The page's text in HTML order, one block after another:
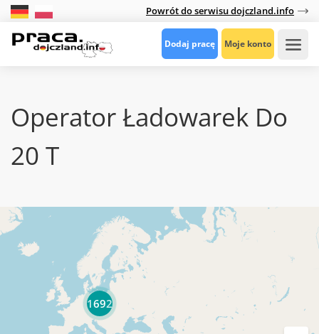
Powrót do serwisu dojczland.info
Dodaj pracę Moje konto
Operator Ładowarek Do
20 T
1692